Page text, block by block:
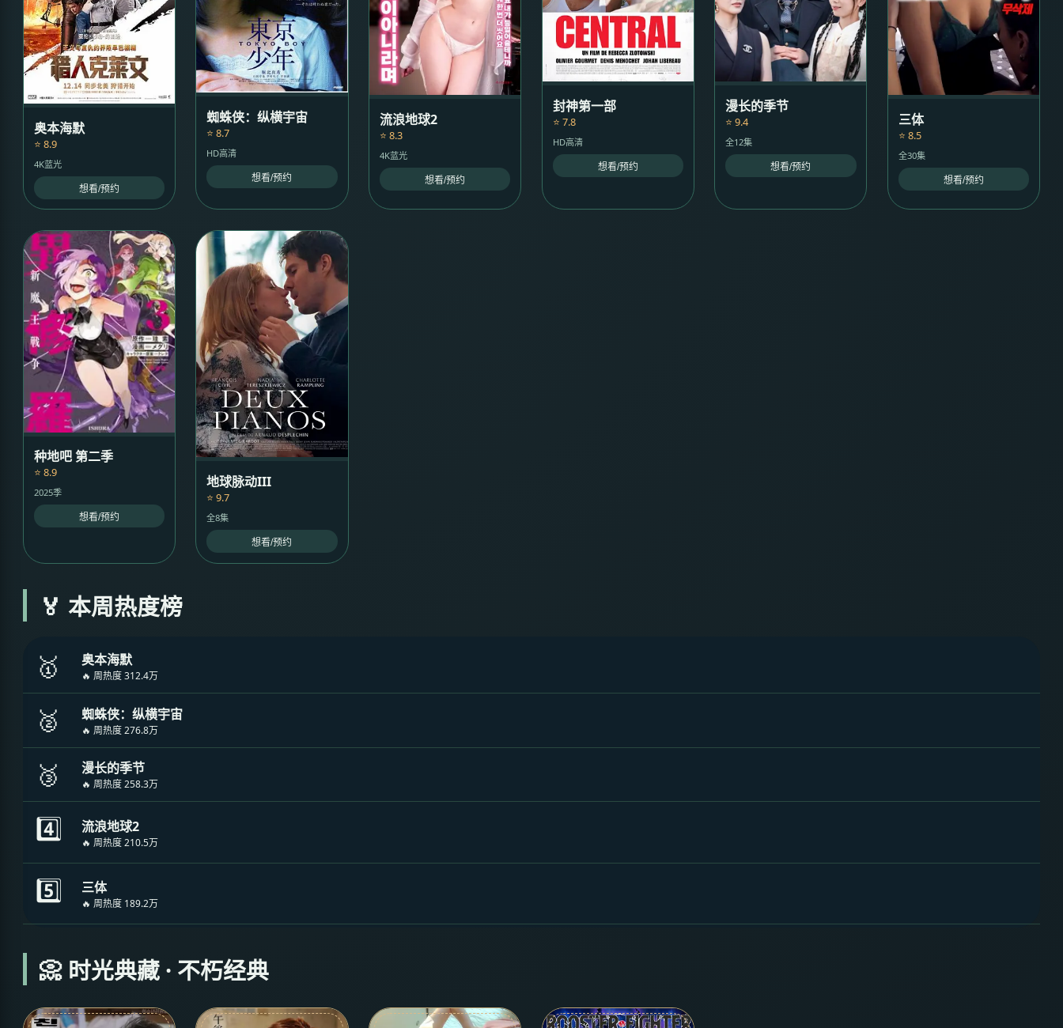
奥本海默
⭐ 8.9
4K蓝光
想看/预约
蜘蛛侠：纵横宇宙
⭐ 8.7
HD高清
想看/预约
流浪地球2
⭐ 8.3
4K蓝光
想看/预约
封神第一部
⭐ 7.8
HD高清
想看/预约
漫长的季节
⭐ 9.4
全12集
想看/预约
三体
⭐ 8.5
全30集
想看/预约
种地吧 第二季
⭐ 8.9
2025季
想看/预约
地球脉动III
⭐ 9.7
全8集
想看/预约
🏅 本周热度榜
🥇 奥本海默
🔥 周热度 312.4万
🥈 蜘蛛侠：纵横宇宙
🔥 周热度 276.8万
🥉 漫长的季节
🔥 周热度 258.3万
4️⃣ 流浪地球2
🔥 周热度 210.5万
5️⃣ 三体
🔥 周热度 189.2万
📀 时光典藏 · 不朽经典